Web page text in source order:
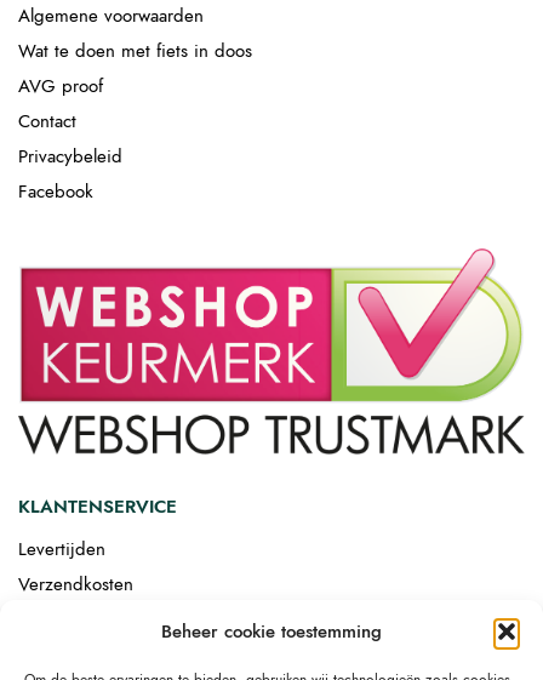
Beheer cookie toestemming
Algemene voorwaarden
Wat te doen met fiets in doos
AVG proof
Contact
Privacybeleid
Facebook
KLANTENSERVICE
Levertijden
Verzendkosten
Afgemonteerd laten bezorgen